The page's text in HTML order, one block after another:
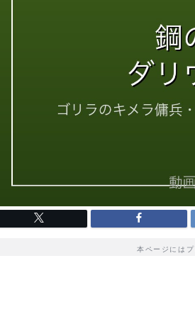
本ページには